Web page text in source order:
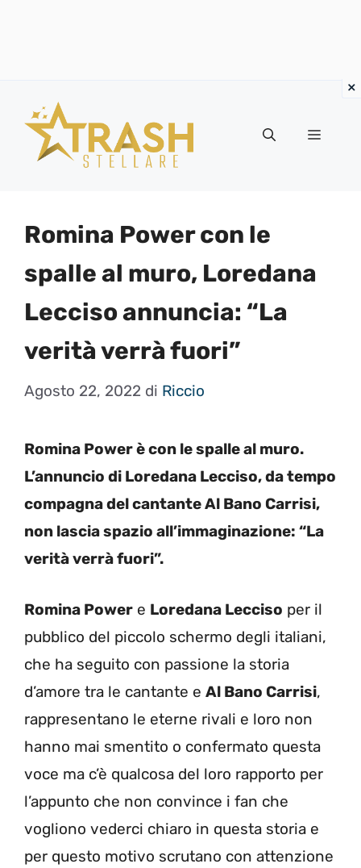
contenuto
Menu
Romina Power con le
spalle al muro, Loredana
Lecciso annuncia: “La
verità verrà fuori”
Agosto 22, 2022 di Riccio
Romina Power è con le spalle al muro.
L’annuncio di Loredana Lecciso, da tempo
compagna del cantante Al Bano Carrisi,
non lascia spazio all’immaginazione: “La
verità verrà fuori”.
Romina Power e Loredana Lecciso per il
pubblico del piccolo schermo degli italiani,
che ha seguito con passione la storia
d’amore tra le cantante e Al Bano Carrisi,
rappresentano le eterne rivali e loro non
hanno mai smentito o confermato questa
voce ma c’è qualcosa del loro rapporto per
l’appunto che non convince i fan che
vogliono vederci chiaro in questa storia e
per questo motivo scrutano con attenzione